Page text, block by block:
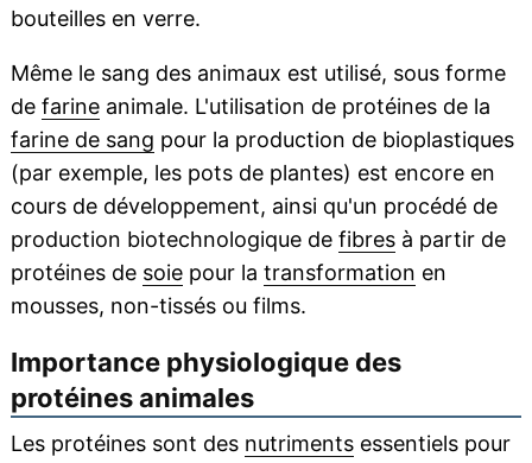
bouteilles en verre.
Même le sang des animaux est utilisé, sous forme
de farineanimale. L'utilisation de protéines de la
farine de sang pour la production de bioplastiques
(par exemple, les pots de plantes) est encore en
cours de développement, ainsi qu'un procédé de
production biotechnologique de fibresà partir de
protéines de soiepour la transformation en
mousses, non-tissés ou films.
Importance physiologique des
protéines animales
Les protéines sont des nutrimentsessentiels pour